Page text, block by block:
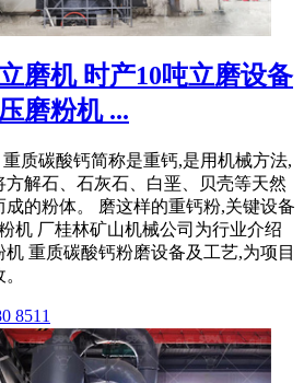
磨机 时产10吨立磨设备
磨粉机 ...
质碳酸钙简称是重钙,是用机械方法,
方解石、石灰石、白垩、贝壳等天然
的粉体。 磨这样的重钙粉,关键设备
机 厂桂林矿山机械公司为行业介绍
重质碳酸钙粉磨设备及工艺,为项目
8511